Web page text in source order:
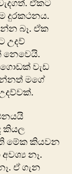
ඒකට
දුරකථනය.
බෑ. ඒක
උදව්
ගොඩක් වැඩ
මගේ
කියල
‍මේක කියවන
නෑ.
ඒ ගැන